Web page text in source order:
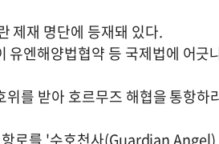
제재 명단에 등재돼 있다.
유엔해양법협약 등 국제법에 어긋
를 받아 호르무즈 해협을 통항하
로를 '수호천사(Guardian